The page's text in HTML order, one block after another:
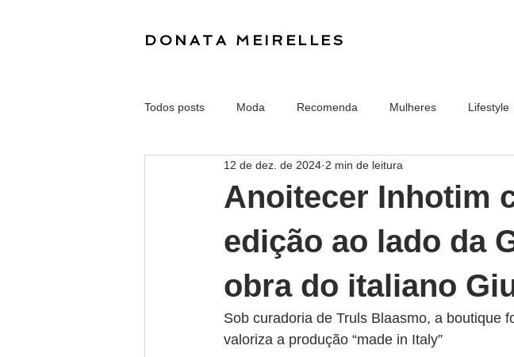
DONATA MEIRELLES
Todos posts Moda Recomenda Mulheres Lifestyle
Anoitecer Inhotim
edição ao lado da
obra do italiano
12 de dez. de 2024 2 min de leitura
Sob curadoria de Truls Blaasmo, a boutique
valoriza a produção “made in Italy”